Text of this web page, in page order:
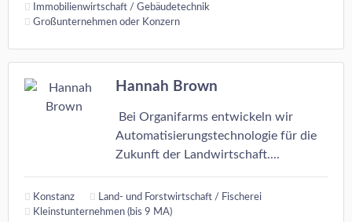
Immobilienwirtschaft / Gebäudetechnik
Großunternehmen oder Konzern
Hannah Brown
Bei Organifarms entwickeln wir
Automatisierungstechnologie für die
Zukunft der Landwirtschaft....
Konstanz
Land- und Forstwirtschaft / Fischerei
Kleinstunternehmen (bis 9 MA)